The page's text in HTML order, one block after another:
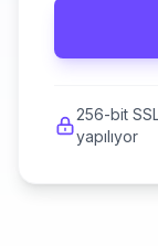
256-bit
yapılıyor